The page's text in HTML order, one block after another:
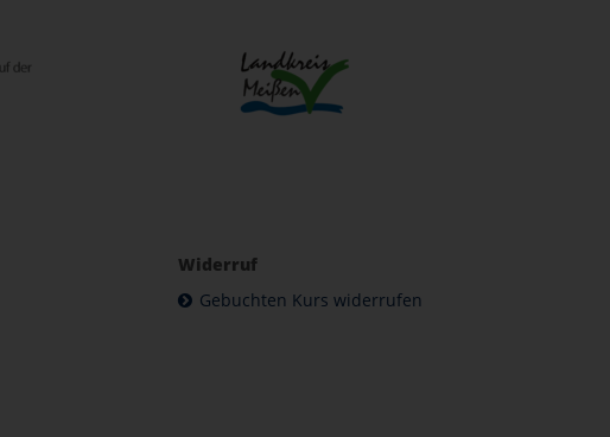
Widerruf
Gebuchten Kurs widerrufen